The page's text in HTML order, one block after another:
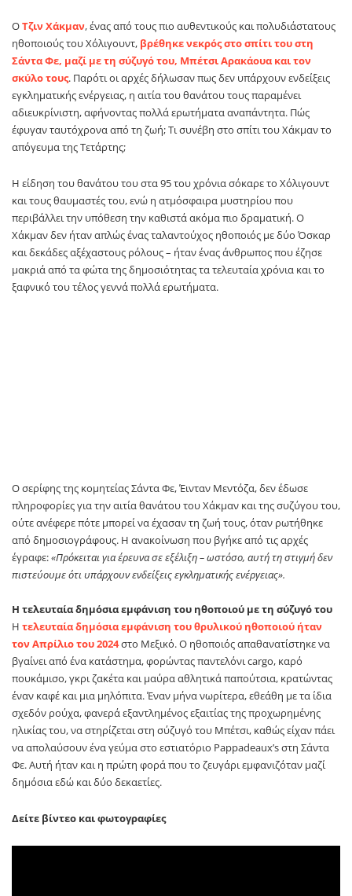
ΟΤζιν Χάκμαν, ένας από τους πιο αυθεντικούς και πολυδιάστατους
ηθοποιούς του Χόλιγουντ, βρέθηκε νεκρός στο σπίτι του στη
Σάντα Φε, μαζί με τη σύζυγό του, Μπέτσι Αρακάουα και τον
σκύλο τους. Παρότι οι αρχές δήλωσαν πως δεν υπάρχουν ενδείξεις
εγκληματικής ενέργειας, η αιτία του θανάτου τους παραμένει
αδιευκρίνιστη, αφήνοντας πολλά ερωτήματα αναπάντητα. Πώς
έφυγαν ταυτόχρονα από τη ζωή; Τι συνέβη στο σπίτι του Χάκμαν το
απόγευμα της Τετάρτης;
Η είδηση του θανάτου του στα 95 του χρόνια σόκαρε το Χόλιγουντ
και τους θαυμαστές του, ενώ η ατμόσφαιρα μυστηρίου που
περιβάλλει την υπόθεση την καθιστά ακόμα πιο δραματική. Ο
Χάκμαν δεν ήταν απλώς ένας ταλαντούχος ηθοποιός με δύο Όσκαρ
και δεκάδες αξέχαστους ρόλους – ήταν ένας άνθρωπος που έζησε
μακριά από τα φώτα της δημοσιότητας τα τελευταία χρόνια και το
ξαφνικό του τέλος γεννά πολλά ερωτήματα.
Ο σερίφης της κομητείας Σάντα Φε, Έινταν Μεντόζα, δεν έδωσε
πληροφορίες για την αιτία θανάτου του Χάκμαν και της συζύγου του,
ούτε ανέφερε πότε μπορεί να έχασαν τη ζωή τους, όταν ρωτήθηκε
από δημοσιογράφους. Η ανακοίνωση που βγήκε από τις αρχές
έγραφε:«Πρόκειται για έρευνα σε εξέλιξη – ωστόσο, αυτή τη στιγμή δεν
πιστεύουμε ότι υπάρχουν ενδείξεις εγκληματικής ενέργειας».
Η τελευταία δημόσια εμφάνιση του ηθοποιού με τη σύζυγό του
Η τελευταία δημόσια εμφάνιση του θρυλικού ηθοποιού ήταν
τον Απρίλιο του 2024στο Μεξικό. Ο ηθοποιός απαθανατίστηκε να
βγαίνει από ένα κατάστημα, φορώντας παντελόνι cargo, καρό
πουκάμισο, γκρι ζακέτα και μαύρα αθλητικά παπούτσια, κρατώντας
έναν καφέ και μια μηλόπιτα. Έναν μήνα νωρίτερα, εθεάθη με τα ίδια
σχεδόν ρούχα, φανερά εξαντλημένος εξαιτίας της προχωρημένης
ηλικίας του, να στηρίζεται στη σύζυγό του Μπέτσι, καθώς είχαν πάει
να απολαύσουν ένα γεύμα στο εστιατόριο Pappadeaux’s στη Σάντα
Φε. Αυτή ήταν και η πρώτη φορά που το ζευγάρι εμφανιζόταν μαζί
δημόσια εδώ και δύο δεκαετίες.
Δείτε βίντεο και φωτογραφίες